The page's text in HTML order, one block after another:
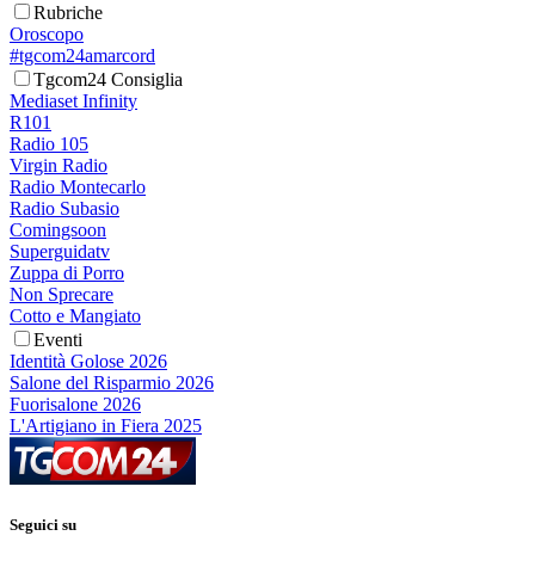
Rubriche
Oroscopo
#tgcom24amarcord
Tgcom24 Consiglia
Mediaset Infinity
R101
Radio 105
Virgin Radio
Radio Montecarlo
Radio Subasio
Comingsoon
Superguidatv
Zuppa di Porro
Non Sprecare
Cotto e Mangiato
Eventi
Identità Golose 2026
Salone del Risparmio 2026
Fuorisalone 2026
L'Artigiano in Fiera 2025
Seguici su